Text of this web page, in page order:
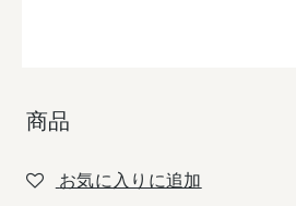
商品
お気に入りに追加